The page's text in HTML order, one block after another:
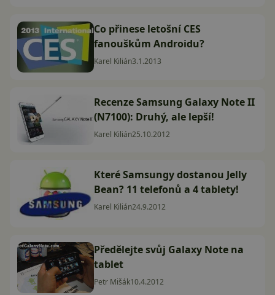
Co přinese letošní CES
fanouškům Androidu?
Karel Kilián3.1.2013
Recenze Samsung Galaxy Note II
(N7100): Druhý, ale lepší!
Karel Kilián25.10.2012
Které Samsungy dostanou Jelly
Bean? 11 telefonů a 4 tablety!
Karel Kilián24.9.2012
Předělejte svůj Galaxy Note na
tablet
Petr Mišák10.4.2012